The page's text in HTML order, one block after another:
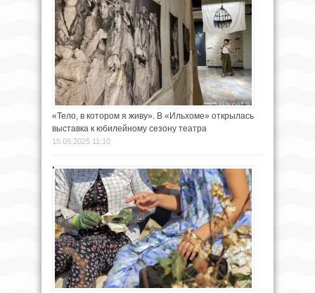
«Тело, в котором я живу». В «Ильхоме» открылась
выставка к юбилейному сезону театра
15.09.2025 11:10